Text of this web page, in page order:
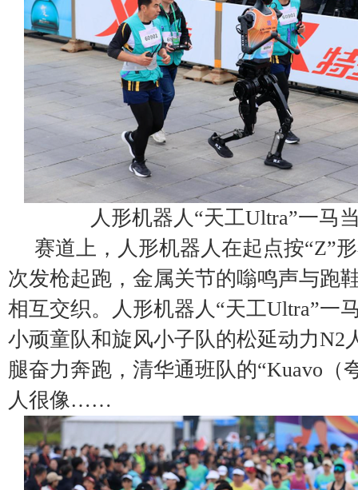
人形机器人“天工Ultra”一马
赛道上，人形机器人在起点按“Z”
次发枪起跑，金属关节的嗡鸣声与跑
相互交织。人形机器人“天工Ultra”一
小顽童队和旋风小子队的松延动力N2
腿奋力奔跑，清华通班队的“Kuavo（
人很像……